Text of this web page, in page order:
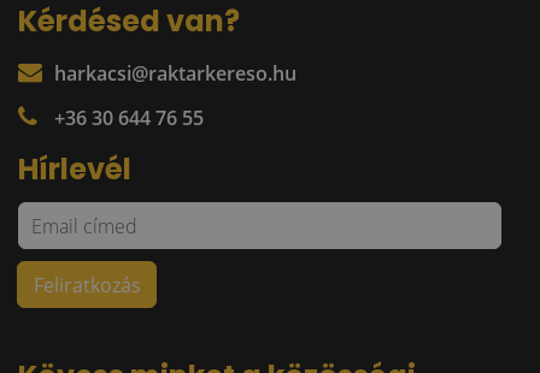
Kérdésed van?
harkacsi@raktarkereso.hu
+36 30 644 76 55
Hírlevél